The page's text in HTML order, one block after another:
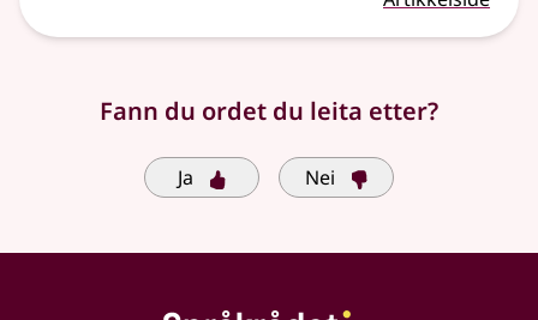
Fann du ordet du leita etter?
Ja Nei